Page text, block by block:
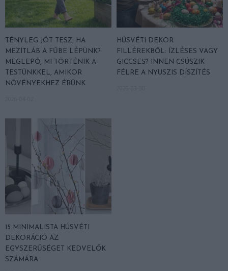
TÉNYLEG JÓT TESZ, HA
MEZÍTLÁB A FŰBE LÉPÜNK?
MEGLEPŐ, MI TÖRTÉNIK A
TESTÜNKKEL, AMIKOR
NÖVÉNYEKHEZ ÉRÜNK
HÚSVÉTI DEKOR
FILLÉREKBŐL: ÍZLÉSES VAGY
GICCSES? INNEN CSÚSZIK
FÉLRE A NYUSZIS DÍSZÍTÉS
15 MINIMALISTA HÚSVÉTI
DEKORÁCIÓ AZ
EGYSZERŰSÉGET KEDVELŐK
SZÁMÁRA